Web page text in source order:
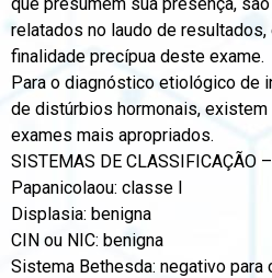
relatados no laudo de resultados,
finalidade precípua deste exame.
Para o diagnóstico etiológico de
de distúrbios hormonais, existem
exames mais apropriados.
SISTEMAS DE CLASSIFICAÇÃO
Papanicolaou: classe I
Displasia: benigna
CIN ou NIC: benigna
Sistema Bethesda: negativo para